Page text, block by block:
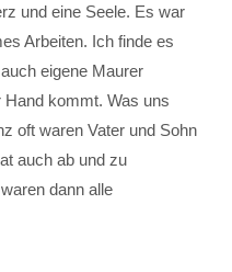
und eine Seele. Es war
Arbeiten. Ich finde es
eigene Maurer
Hand kommt. Was uns
oft waren Vater und Sohn
auch ab und zu
dann alle